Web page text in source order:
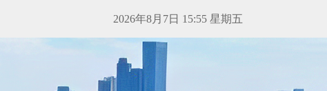
2026年8月7日 15:55 星期五